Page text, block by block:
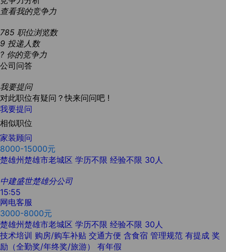
查看我的竞争力
785 职位浏览数
9 投递人数
? 你的竞争力
公司问答
我要提问
对此职位有疑问？快来问问吧 !
我要提问
相似职位
家装顾问
8000-15000元
楚雄州楚雄市老城区 学历不限 经验不限 30人
中建盛世楚雄分公司
15:55
网电客服
3000-8000元
楚雄州楚雄市老城区 学历不限 经验不限 30人
技术培训 购房/购车补贴 交通方便 含食宿 管理规范 有提成 奖
励（全勤奖/年终奖/旅游）
有年假